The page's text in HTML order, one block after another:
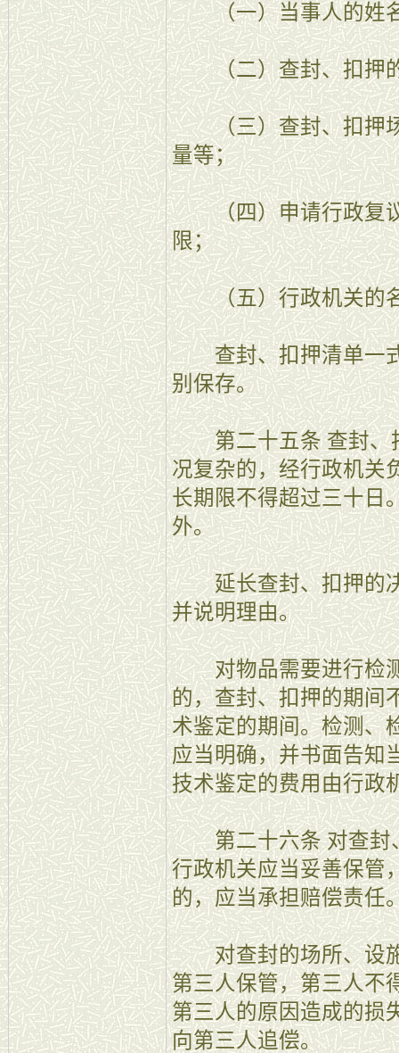
（一）当事人的姓名
（二）查封、扣押的
（三）查封、扣押场
量等；
（四）申请行政复议
限；
（五）行政机关的名
查封、扣押清单一式
别保存。
第二十五条 查封、扣
况复杂的，经行政机关
长期限不得超过三十日
外。
延长查封、扣押的决
并说明理由。
对物品需要进行检测
的，查封、扣押的期间
术鉴定的期间。检测、
应当明确，并书面告知
技术鉴定的费用由行政
第二十六条 对查封、
行政机关应当妥善保管
的，应当承担赔偿责任
对查封的场所、设施
第三人保管，第三人不
第三人的原因造成的损
向第三人追偿。